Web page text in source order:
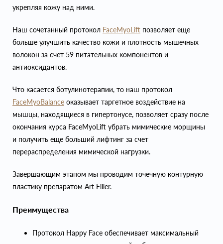
укрепляя кожу над ними.
Наш сочетанный протокол FaceMyoLift позволяет еще
больше улучшить качество кожи и плотность мышечных
волокон за счет 59 питательных компонентов и
антиоксидантов.
Что касается ботулинотерапии, то наш протокол
FaceMyoBalance оказывает таргетное воздействие на
мышцы, находящиеся в гипертонусе, позволяет сразу после
окончания курса FaceMyoLift убрать мимические морщины
и получить еще больший лифтинг за счет
перераспределения мимической нагрузки.
Завершающим этапом мы проводим точечную контурную
пластику препаратом Art Filler.
Преимущества
Протокол Happy Face обеспечивает максимальный